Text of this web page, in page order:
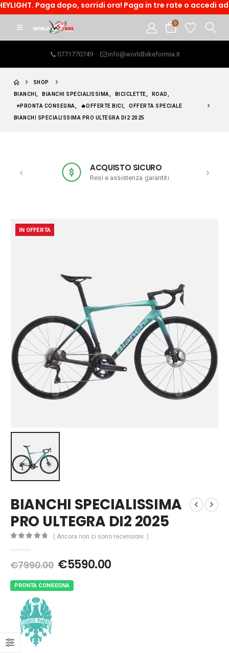
Paga dopo, sorridi ora! Paga in tre rate o accedi ad
0
0771770749 info@worldbikeformia.it
SHOP
BIANCHI BIANCHI SPECIALISSIMA BICICLETTE ROAD
⭐PRONTA CONSEGNA 🔥OFFERTE BICI OFFERTA SPECIALE
BIANCHI SPECIALISSIMA PRO ULTEGRA DI2 2025
ACQUISTO SICURO
Resi e assistenza garantiti
IN OFFERTA
BIANCHI SPECIALISSIMA
PRO ULTEGRA DI2 2025
( Ancora non ci sono recensioni. )
€7990.00 Il
originale
€5590.00Il
PRONTA CONSEGNA